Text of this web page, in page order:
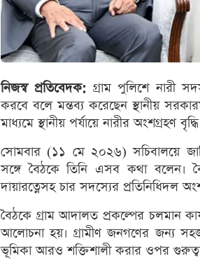
নিজস্ব প্রতিবেদক: গ্রাম পুলিশে নারী
করবে বলে মন্তব্য করেছেন স্থানীয়
মাধ্যমে স্থানীয় পর্যায়ে নারীর অংশগ্রহণ
সোমবার (১১ মে ২০২৬) সচিবালয়ে
সঙ্গে বৈঠকে তিনি এসব কথা বলেন।
দায়ারত্নেসহ চার সদস্যের প্রতিনিধিদল
বৈঠকে গ্রাম আদালত প্রকল্পের চলমান
আলোচনা হয়। গ্রামীণ জনগণের জন্য
ভূমিকা আরও শক্তিশালী করার ওপর